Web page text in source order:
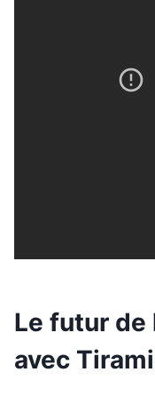
Le futur
avec